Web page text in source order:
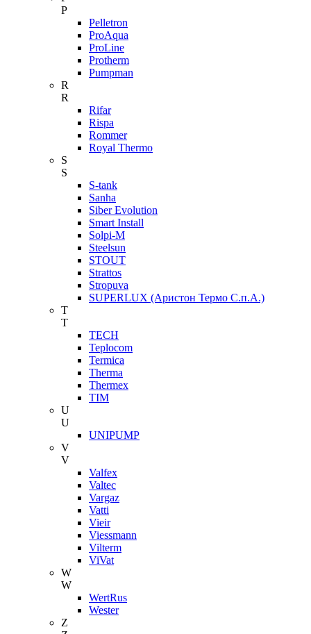
P
Pelletron
ProAqua
ProLine
Protherm
Pumpman
R
R
Rifar
Rispa
Rommer
Royal Thermo
S
S
S-tank
Sanha
Siber Evolution
Smart Install
Solpi-M
Steelsun
STOUT
Strattos
Stropuva
SUPERLUX (Аристон Термо С.п.А.)
T
T
TECH
Teplocom
Termica
Therma
Thermex
TIM
U
U
UNIPUMP
V
V
Valfex
Valtec
Vargaz
Vatti
Vieir
Viessmann
Vilterm
ViVat
W
W
WertRus
Wester
Z